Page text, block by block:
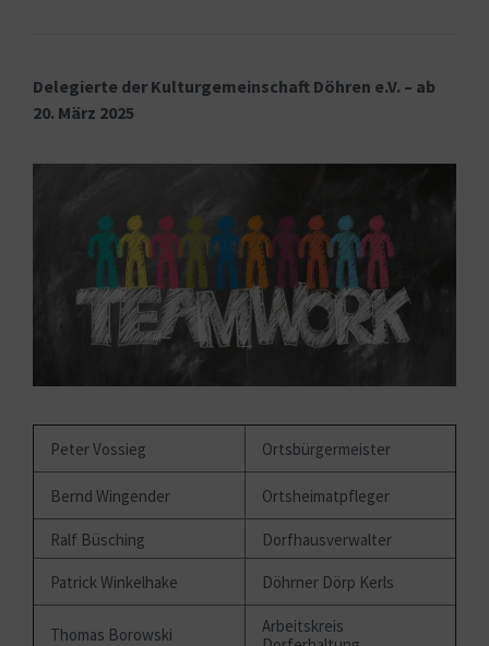
Delegierte der Kulturgemeinschaft Döhren e.V. – ab
20. März 2025
Peter Vossieg Ortsbürgermeister
Bernd Wingender Ortsheimatpfleger
Ralf Büsching Dorfhausverwalter
Patrick Winkelhake Döhrner Dörp Kerls
Thomas Borowski
Arbeitskreis